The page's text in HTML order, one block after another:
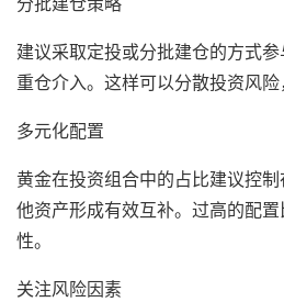
建议采取定投或分批建仓的方式
重仓介入。这样可以分散投资风险
多元化配置
黄金在投资组合中的占比建议控
他资产形成有效互补。过高的配
性。
关注风险因素